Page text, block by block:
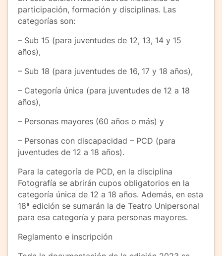
participación, formación y disciplinas. Las
categorías son:
– Sub 15 (para juventudes de 12, 13, 14 y 15
años),
– Sub 18 (para juventudes de 16, 17 y 18 años),
– Categoría única (para juventudes de 12 a 18
años),
– Personas mayores (60 años o más) y
– Personas con discapacidad – PCD (para
juventudes de 12 a 18 años).
Para la categoría de PCD, en la disciplina
Fotografía se abrirán cupos obligatorios en la
categoría única de 12 a 18 años. Además, en esta
18ª edición se sumarán la de Teatro Unipersonal
para esa categoría y para personas mayores.
Reglamento e inscripción